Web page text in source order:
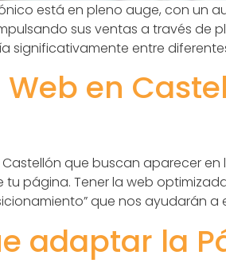
está en pleno auge, con un
sus ventas a través de
significativamente entre
en
que buscan aparecer
página. Tener la web
que nos ayudarán a
adaptar la